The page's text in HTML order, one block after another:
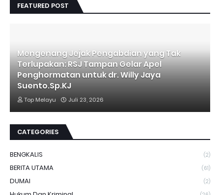
FEATURED POST
Mengenang Jejak Pengabdian yang Tak
Terlupakan: RSJ Tampan Gelar Apel
Penghormatan untuk dr. Willy Jaya
Suento.Sp.KJ
Top Melayu Juli 23, 2026
CATEGORIES
BENGKALIS (2)
BERITA UTAMA (61)
DUMAI (2)